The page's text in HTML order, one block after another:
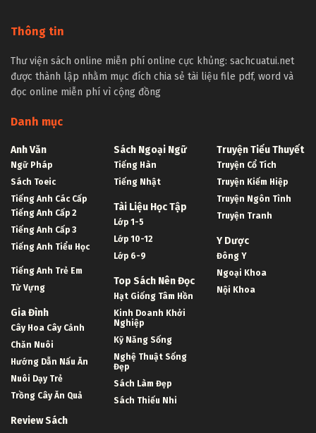
Thông tin
Thư viện sách online miễn phí online cực khủng: sachcuatui.net
được thành lập nhằm mục đích chia sẻ tài liệu file pdf, word và
đọc online miễn phí vì cộng đồng
Danh mục
Anh Văn
Ngữ Pháp
Sách Toeic
Tiếng Anh Các Cấp
Tiếng Anh Cấp 2
Tiếng Anh Cấp 3
Tiếng Anh Tiểu Học
Tiếng Anh Trẻ Em
Từ Vựng
Gia Đình
Cây Hoa Cây Cảnh
Chăn Nuôi
Hướng Dẫn Nấu Ăn
Nuôi Dạy Trẻ
Trồng Cây Ăn Quả
Review Sách
Sách Ngoại Ngữ
Tiếng Hàn
Tiếng Nhật
Tài Liệu Học Tập
Lớp 1-5
Lớp 10-12
Lớp 6-9
Top Sách Nên Đọc
Hạt Giống Tâm Hồn
Kinh Doanh Khởi
Nghiệp
Kỹ Năng Sống
Nghệ Thuật Sống
Đẹp
Sách Làm Đẹp
Sách Thiếu Nhi
Truyện Tiểu Thuyết
Truyện Cổ Tích
Truyện Kiếm Hiệp
Truyện Ngôn Tình
Truyện Tranh
Y Dược
Đông Y
Ngoại Khoa
Nội Khoa